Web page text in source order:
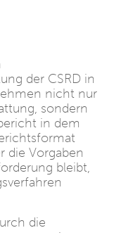
der CSRD in
nicht nur
sondern
in dem
die Vorgaben
bleibt,
die